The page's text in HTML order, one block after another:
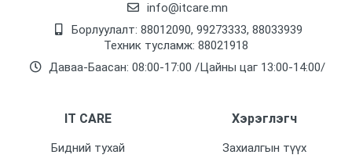
2.8мм, 110 градус
0-30м
90 градус
info@itcare.mn
Борлуулалт: 88012090, 99273333, 88033939
Техник тусламж: 88021918
Даваа-Баасан: 08:00-17:00 /Цайны цаг 13:00-14:00/
IT CARE
Бидний тухай
Хэрэглэгч
Захиалгын түүх